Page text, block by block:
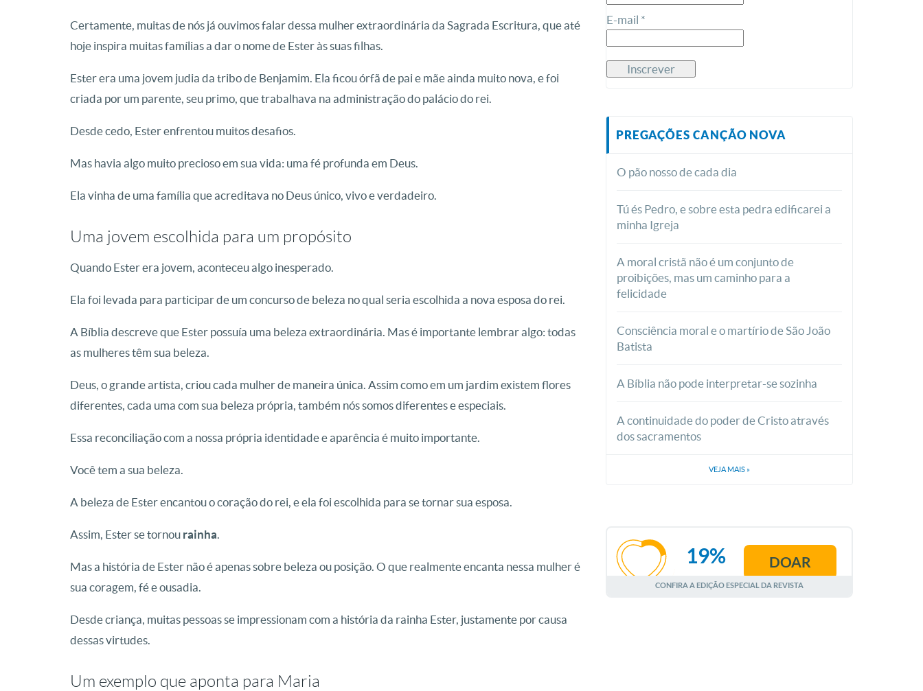
Certamente, muitas de nós já ouvimos falar dessa mulher extraordinária da Sagrada Escritura, que até
hoje inspira muitas famílias a dar o nome de Ester às suas filhas.
Ester era uma jovem judia da tribo de Benjamim. Ela ficou órfã de pai e mãe ainda muito nova, e foi
criada por um parente, seu primo, que trabalhava na administração do palácio do rei.
Desde cedo, Ester enfrentou muitos desafios.
Mas havia algo muito precioso em sua vida: uma fé profunda em Deus.
Ela vinha de uma família que acreditava no Deus único, vivo e verdadeiro.
Uma jovem escolhida para um propósito
Quando Ester era jovem, aconteceu algo inesperado.
Ela foi levada para participar de um concurso de beleza no qual seria escolhida a nova esposa do rei.
A Bíblia descreve que Ester possuía uma beleza extraordinária. Mas é importante lembrar algo: todas
as mulheres têm sua beleza.
Deus, o grande artista, criou cada mulher de maneira única. Assim como em um jardim existem flores
diferentes, cada uma com sua beleza própria, também nós somos diferentes e especiais.
Essa reconciliação com a nossa própria identidade e aparência é muito importante.
Você tem a sua beleza.
A beleza de Ester encantou o coração do rei, e ela foi escolhida para se tornar sua esposa.
Assim, Ester se tornou rainha.
Mas a história de Ester não é apenas sobre beleza ou posição. O que realmente encanta nessa mulher é
sua coragem, fé e ousadia.
Desde criança, muitas pessoas se impressionam com a história da rainha Ester, justamente por causa
dessas virtudes.
Um exemplo que aponta para Maria
E-mail *
PREGAÇÕES CANÇÃO NOVA
O pão nosso de cada dia
Tú és Pedro, e sobre esta pedra edificarei a
minha Igreja
A moral cristã não é um conjunto de
proibições, mas um caminho para a
felicidade
Consciência moral e o martírio de São João
Batista
A Bíblia não pode interpretar-se sozinha
A continuidade do poder de Cristo através
dos sacramentos
VEJA MAIS »
AGOSTO
19% DOAR
CONFIRA A EDIÇÃO ESPECIAL DA REVISTA